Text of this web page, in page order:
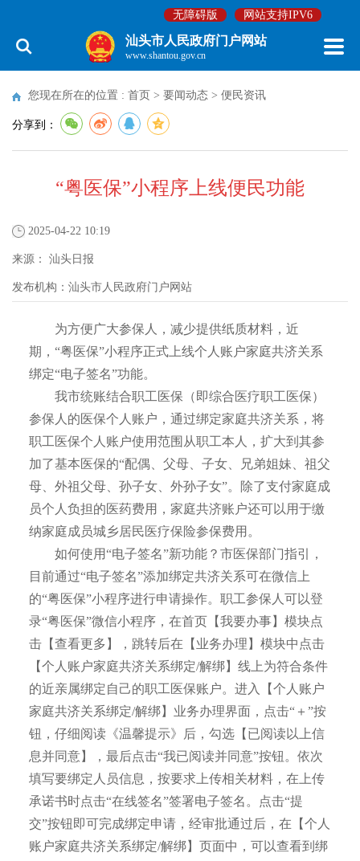
无障碍版 网站支持IPV6
汕头市人民政府门户网站
www.shantou.gov.cn
您现在所在的位置 : 首页 > 要闻动态 > 便民资讯
分享到：
“粤医保”小程序上线便民功能
2025-04-22 10:19
来源： 汕头日报
发布机构： 汕头市人民政府门户网站
为方便广大参保人，减少提供纸质材料，近
期，“粤医保”小程序正式上线个人账户家庭共济关系
绑定“电子签名”功能。
我市统账结合职工医保（即综合医疗职工医保）
参保人的医保个人账户，通过绑定家庭共济关系，将
职工医保个人账户使用范围从职工本人，扩大到其参
加了基本医保的“配偶、父母、子女、兄弟姐妹、祖父
母、外祖父母、孙子女、外孙子女”。除了支付家庭成
员个人负担的医药费用，家庭共济账户还可以用于缴
纳家庭成员城乡居民医疗保险参保费用。
如何使用“电子签名”新功能？市医保部门指引，
目前通过“电子签名”添加绑定共济关系可在微信上
的“粤医保”小程序进行申请操作。职工参保人可以登
录“粤医保”微信小程序，在首页【我要办事】模块点
击【查看更多】，跳转后在【业务办理】模块中点击
【个人账户家庭共济关系绑定/解绑】线上为符合条件
的近亲属绑定自己的职工医保账户。进入【个人账户
家庭共济关系绑定/解绑】业务办理界面，点击“＋”按
钮，仔细阅读《温馨提示》后，勾选【已阅读以上信
息并同意】，最后点击“我已阅读并同意”按钮。依次
填写要绑定人员信息，按要求上传相关材料，在上传
承诺书时点击“在线签名”签署电子签名。点击“提
交”按钮即可完成绑定申请，经审批通过后，在【个人
账户家庭共济关系绑定/解绑】页面中，可以查看到绑